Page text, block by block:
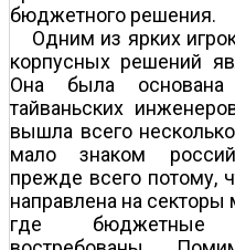
бюджетного решения.
Одним из ярких
корпусных решений
Она была
тайваньских
вышла всего
мало знаком
прежде всего потому,
направлена на секторы
где бюджетные